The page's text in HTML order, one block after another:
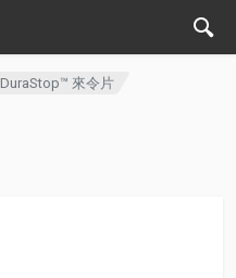
DuraStop™ 來令片